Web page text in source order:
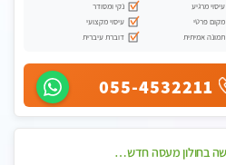
עיסוי מרגיע
נקי ומסודר
מקום פרטי
עיסוי מקצועי
תמונה אמיתית
דוברת עיברית
055-4532211
חדשה בחולון מעסה חדשה בחולון איכותית למאסז VIP מפנק ומקצועי לכל שרירי הגוף עיסוי מכל הלב